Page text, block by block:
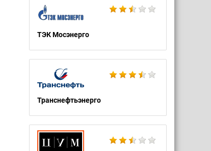
ТЭК Мосэнерго
Транснефтьэнерго